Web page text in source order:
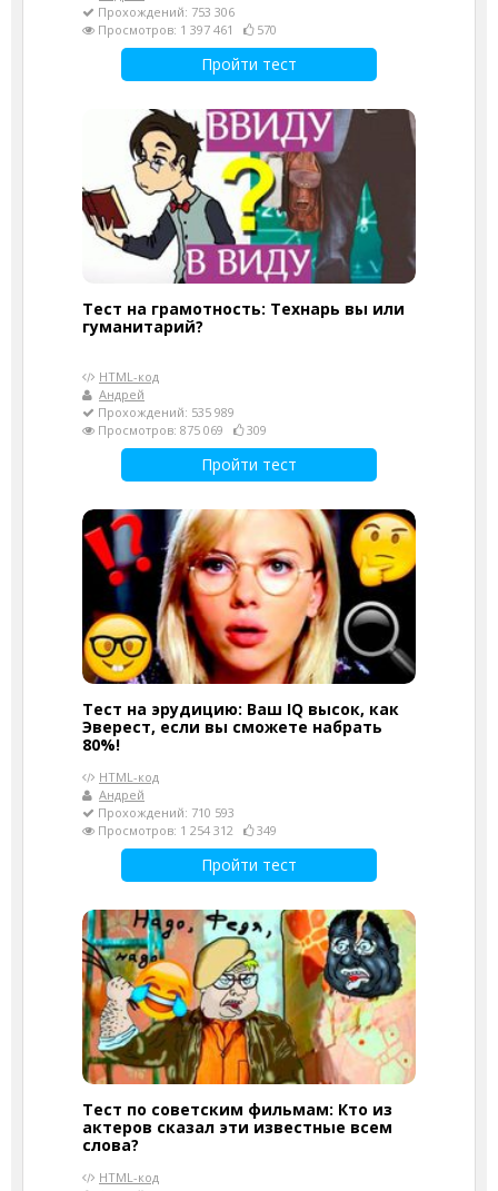
Прохождений: 753 306
Просмотров: 1 397 461
570
Пройти тест
Тест на грамотность: Технарь вы или
гуманитарий?
HTML-код
Андрей
Прохождений: 535 989
Просмотров: 875 069
309
Пройти тест
Тест на эрудицию: Ваш IQ высок, как
Эверест, если вы сможете набрать
80%!
HTML-код
Андрей
Прохождений: 710 593
Просмотров: 1 254 312
349
Пройти тест
Тест по советским фильмам: Кто из
актеров сказал эти известные всем
слова?
HTML-код